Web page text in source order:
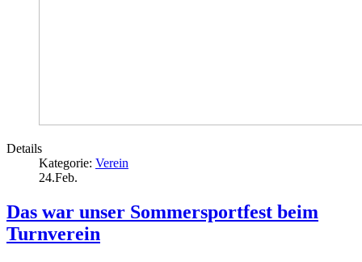
Details
Kategorie: Verein
24.Feb.
Das war unser Sommersportfest beim
Turnverein